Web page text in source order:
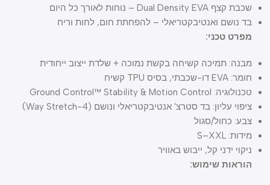
שכבת קצף Dual Density EVA – נוחות לאורך כל היום
בד נושם ואנטיבקטריאלי – להפחתת חום, לחות וריח
מפרט טכני:
מבנה: תמיכה קשיחה בקשת נמוכה + שלדת ייצוב ייחודית
חומר: EVA דו-שכבתי, בסיס TPU קשיח
טכנולוגיה: Ground Control™ Stability & Motion Control
ציפוי עליון: בד סטרצ' אנטיבקטריאלי ונושם (4-Way Stretch)
צבע: כחול/סגול
מידות: S–XXL
ניקוי ידני קל, ייבוש באוויר
הוראות שימוש: